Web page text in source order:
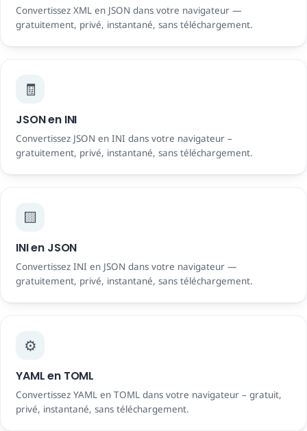
Convertissez XML en JSON dans votre navigateur —
gratuitement, privé, instantané, sans téléchargement.
🧾
JSON en INI
Convertissez JSON en INI dans votre navigateur –
gratuitement, privé, instantané, sans téléchargement.
🟨
INI en JSON
Convertissez INI en JSON dans votre navigateur —
gratuitement, privé, instantané, sans téléchargement.
⚙️
YAML en TOML
Convertissez YAML en TOML dans votre navigateur – gratuit,
privé, instantané, sans téléchargement.